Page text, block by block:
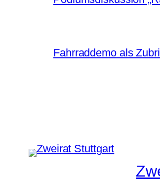
Fahrraddemo als